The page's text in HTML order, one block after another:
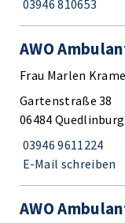
03946 810653
AWO
Frau Marlen
Gartenstraße 38
06484 Quedlinburg
03946 9611224
E-Mail schreiben
AWO